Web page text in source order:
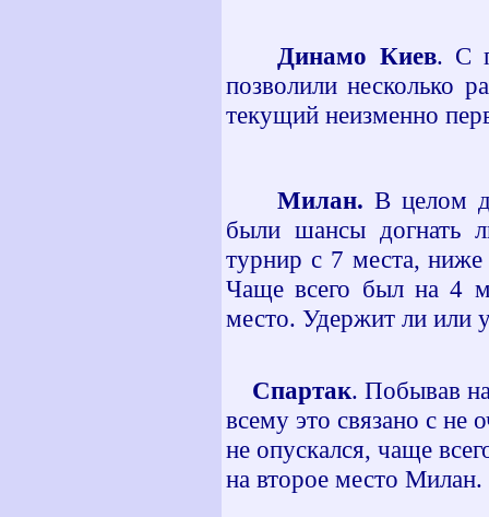
Динамо Киев. С
позволили несколько
текущий неизменно
Милан.В целом
были шансы догнать
турнир с 7 места, ниже
Чаще всего был на 4
место. Удержит ли или
Спартак. Побывав
всему это связано с не
не опускался, чаще
на второе место